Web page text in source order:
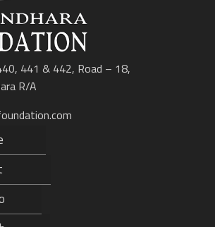
441 & 442, Road – 18,
R/A